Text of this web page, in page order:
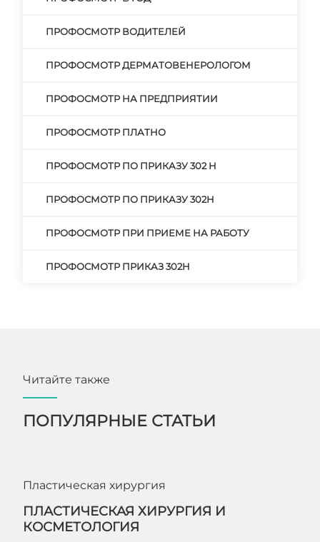
ПРОФОСМОТР ВОДИТЕЛЕЙ
ПРОФОСМОТР ДЕРМАТОВЕНЕРОЛОГОМ
ПРОФОСМОТР НА ПРЕДПРИЯТИИ
ПРОФОСМОТР ПЛАТНО
ПРОФОСМОТР ПО ПРИКАЗУ 302 Н
ПРОФОСМОТР ПО ПРИКАЗУ 302Н
ПРОФОСМОТР ПРИ ПРИЕМЕ НА РАБОТУ
ПРОФОСМОТР ПРИКАЗ 302Н
Читайте также
ПОПУЛЯРНЫЕ СТАТЬИ
Пластическая хирургия
ПЛАСТИЧЕСКАЯ ХИРУРГИЯ И
КОСМЕТОЛОГИЯ